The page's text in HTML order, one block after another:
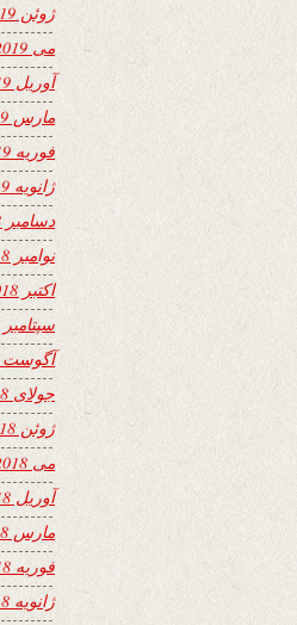
ژوئن 2019
می 2019
آوریل 2019
مارس 2019
فوریه 2019
ژانویه 2019
دسامبر 2018
نوامبر 2018
اکتبر 2018
سپتامبر 2018
آگوست 2018
جولای 2018
ژوئن 2018
می 2018
آوریل 2018
مارس 2018
فوریه 2018
ژانویه 2018